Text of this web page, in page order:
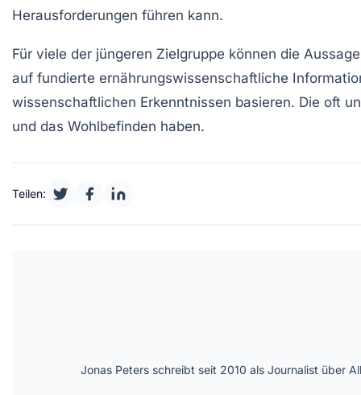
Herausforderungen führen kann.
Für viele der jüngeren Zielgruppe können die
auf fundierte ernährungswissenschaftliche
wissenschaftlichen Erkenntnissen basieren. Die oft
und das Wohlbefinden haben.
Teilen:
Jonas Peters schreibt seit 2010 als Journalist über